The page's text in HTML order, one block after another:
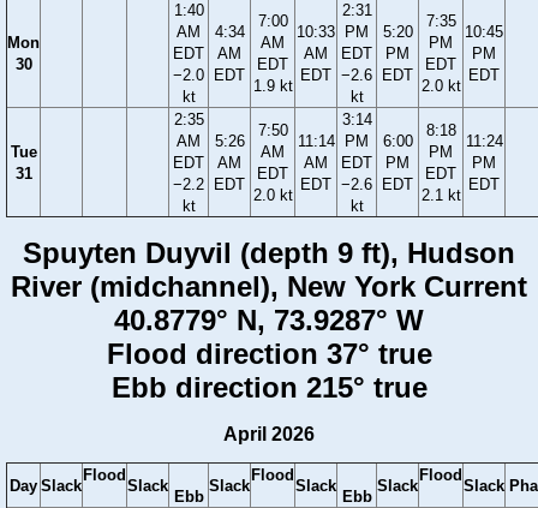
Mon
30
1:40
AM
EDT
−2.0
kt
4:34
AM
EDT
7:00
AM
EDT
1.9 kt
10:33
AM
EDT
2:31
PM
EDT
−2.6
kt
5:20
PM
EDT
7:35
PM
EDT
2.0 kt
10:45
PM
EDT
Tue
31
2:35
AM
EDT
−2.2
kt
5:26
AM
EDT
7:50
AM
EDT
2.0 kt
11:14
AM
EDT
3:14
PM
EDT
−2.6
kt
6:00
PM
EDT
8:18
PM
EDT
2.1 kt
11:24
PM
EDT
Spuyten Duyvil (depth 9 ft), Hudson
River (midchannel), New York Current
40.8779° N, 73.9287° W
Flood direction 37° true
Ebb direction 215° true
April 2026
Day Slack
Flood
Slack
Ebb
Slack
Flood
Slack
Ebb
Slack
Flood
Slack